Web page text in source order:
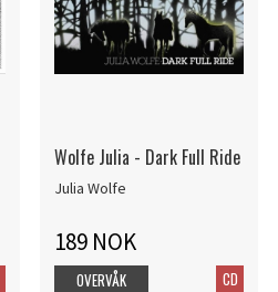
Wolfe Julia - Dark Full Ride
Julia Wolfe
189 NOK
CD
OVERVÅK